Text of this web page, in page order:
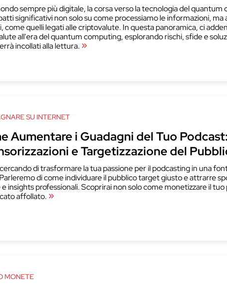
sempre più digitale, la corsa verso la tecnologia del
significativi non solo su come processiamo le informazioni,
come quelli legati alle criptovalute. In questa panoramica, ci
all'era del quantum computing, esplorando rischi, sfide e
incollati alla lettura.
SU INTERNET
Aumentare i Guadagni del Tuo
e Targetizzazione del
di trasformare la tua passione per il podcasting in una
di come individuare il pubblico target giusto e attrarre
insights professionali. Scoprirai non solo come monetizzare il
affollato.
MONETE